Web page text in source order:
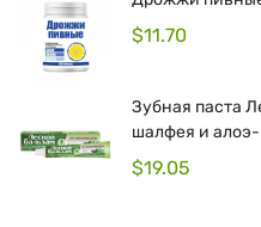
$11.70
Зубная паста
шалфея и алоэ-
$19.05